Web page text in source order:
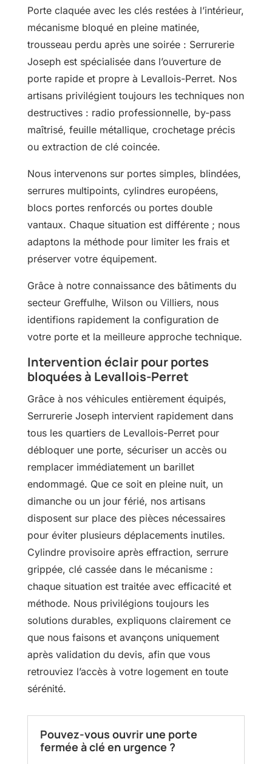
Porte claquée avec les clés restées à l’intérieur,
mécanisme bloqué en pleine matinée,
trousseau perdu après une soirée : Serrurerie
Joseph est spécialisée dans l’ouverture de
porte rapide et propre à Levallois-Perret. Nos
artisans privilégient toujours les techniques non
destructives : radio professionnelle, by-pass
maîtrisé, feuille métallique, crochetage précis
ou extraction de clé coincée.
Nous intervenons sur portes simples, blindées,
serrures multipoints, cylindres européens,
blocs portes renforcés ou portes double
vantaux. Chaque situation est différente ; nous
adaptons la méthode pour limiter les frais et
préserver votre équipement.
Grâce à notre connaissance des bâtiments du
secteur Greffulhe, Wilson ou Villiers, nous
identifions rapidement la configuration de
votre porte et la meilleure approche technique.
Intervention éclair pour portes
bloquées à Levallois-Perret
Grâce à nos véhicules entièrement équipés,
Serrurerie Joseph intervient rapidement dans
tous les quartiers de Levallois-Perret pour
débloquer une porte, sécuriser un accès ou
remplacer immédiatement un barillet
endommagé. Que ce soit en pleine nuit, un
dimanche ou un jour férié, nos artisans
disposent sur place des pièces nécessaires
pour éviter plusieurs déplacements inutiles.
Cylindre provisoire après effraction, serrure
grippée, clé cassée dans le mécanisme :
chaque situation est traitée avec efficacité et
méthode. Nous privilégions toujours les
solutions durables, expliquons clairement ce
que nous faisons et avançons uniquement
après validation du devis, afin que vous
retrouviez l’accès à votre logement en toute
sérénité.
Pouvez-vous ouvrir une porte
fermée à clé en urgence ?